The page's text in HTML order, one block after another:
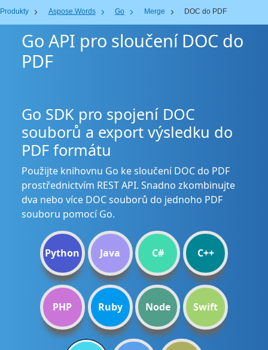
Produkty Aspose.Words Go Merge DOC do PDF
Go API pro sloučení DOC do
PDF
Go SDK pro spojení DOC
souborů a export výsledku do
PDF formátu
Použijte knihovnu Go ke sloučení DOC do PDF
prostřednictvím REST API. Snadno zkombinujte
dva nebo více DOC souborů do jednoho PDF
souboru pomocí Go.
Python Java C# C++
PHP Ruby Node Swift